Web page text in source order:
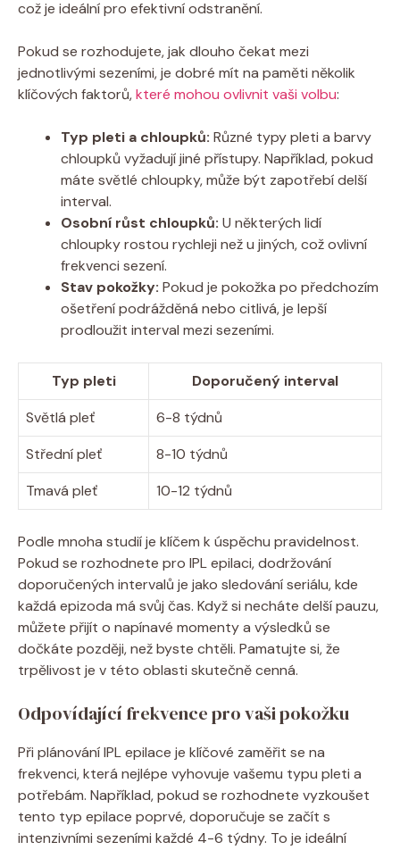
což je ideální pro efektivní odstranění.
Pokud se rozhodujete, jak dlouho čekat mezi
jednotlivými sezeními, je dobré mít na paměti několik
klíčových faktorů,které mohou ovlivnit vaši volbu:
Typ pleti a chloupků: Různé typy pleti a barvy
chloupků vyžadují jiné přístupy. Například, pokud
máte světlé chloupky, může být zapotřebí delší
interval.
Osobní růst chloupků: U některých lidí
chloupky rostou rychleji než u jiných, což ovlivní
frekvenci sezení.
Stav pokožky: Pokud je pokožka po předchozím
ošetření podrážděná nebo citlivá, je lepší
prodloužit interval mezi sezeními.
Typ pleti
Doporučený interval
Světlá pleť
6-8 týdnů
Střední pleť
8-10 týdnů
Tmavá pleť
10-12 týdnů
Podle mnoha studií je klíčem k úspěchu pravidelnost.
Pokud se rozhodnete pro IPL epilaci, dodržování
doporučených intervalů je jako sledování seriálu, kde
každá epizoda má svůj čas. Když si necháte delší pauzu,
můžete přijít o napínavé momenty a výsledků se
dočkáte později, než byste chtěli. Pamatujte si, že
trpělivost je v této oblasti skutečně cenná.
Odpovídající frekvence pro vaši pokožku
Při plánování IPL epilace je klíčové zaměřit se na
frekvenci, která nejlépe vyhovuje vašemu typu pleti a
potřebám. Například, pokud se rozhodnete vyzkoušet
tento typ epilace poprvé, doporučuje se začít s
intenzivními sezeními každé 4-6 týdny. To je ideální